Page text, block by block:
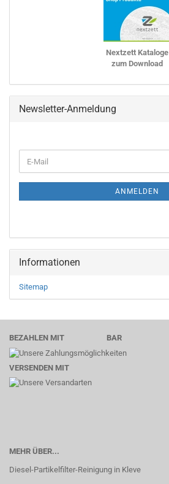
Nextzett Kataloge
zum Download
Newsletter-Anmeldung
ZUR
E-
Mail
ANMELDEN
Informationen
Sitemap
BEZAHLEN MIT BAR
VERSENDEN MIT
MEHR ÜBER...
Diesel-Partikelfilter-Reinigung in Kleve